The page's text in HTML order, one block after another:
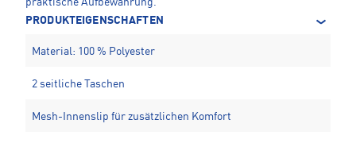
praktische Aufbewahrung.
PRODUKTEIGENSCHAFTEN
Material: 100 % Polyester
2 seitliche Taschen
Mesh-Innenslip für zusätzlichen Komfort